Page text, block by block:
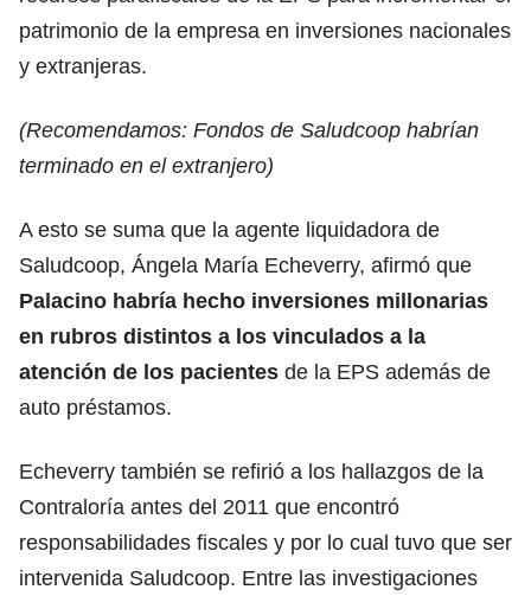
patrimonio de la empresa en inversiones nacionales
y extranjeras.
(Recomendamos: Fondos de Saludcoop habrían
terminado en el extranjero)
A esto se suma que la agente liquidadora de
Saludcoop, Ángela María Echeverry, afirmó que
Palacino habría hecho inversiones millonarias
en rubros distintos a los vinculados a la
atención de los pacientes de la EPS además de
auto préstamos.
Echeverry también se refirió a los hallazgos de la
Contraloría antes del 2011 que encontró
responsabilidades fiscales y por lo cual tuvo que ser
intervenida Saludcoop. Entre las investigaciones